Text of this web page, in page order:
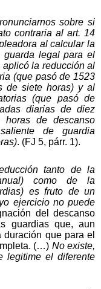
sobre si
contraria al art. 14
al calcular la
guarda legal para el
la reducción al
(que pasó de 1523
de siete horas) y al
(que pasó de
diarias de diez
de descanso
de guardia
. (FJ 5, párr. 1).
tanto de la
como de la
es fruto de un
ejercicio no puede
del descanso
guardias que, aun
que para el
(…) No existe,
legitime el diferente